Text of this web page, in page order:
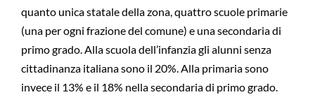
quanto unica statale della zona, quattro scuole primarie
(una per ogni frazione del comune) e una secondaria di
primo grado. Alla scuola dell’infanzia gli alunni senza
cittadinanza italiana sono il 20%. Alla primaria sono
invece il 13% e il 18% nella secondaria di primo grado.